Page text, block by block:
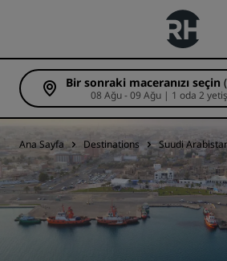
Bir sonraki maceranızı seçin
08 Ağu - 09 Ağu | 1
Ana Sayfa Destinations Suudi